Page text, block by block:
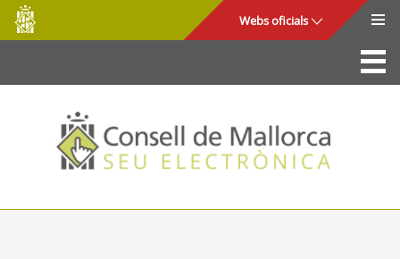
Salta al contingut principal
Consell
de
Mallorca
Webs oficials
La Seu
Consell de Mallorca
Accés i seguretat
Utilitats